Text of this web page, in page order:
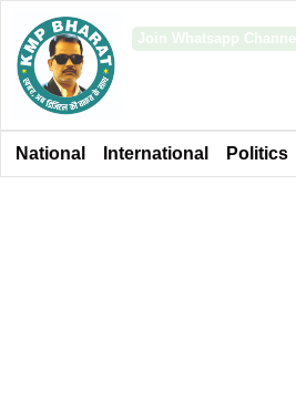
Join Whatsapp Channel
National International Politics